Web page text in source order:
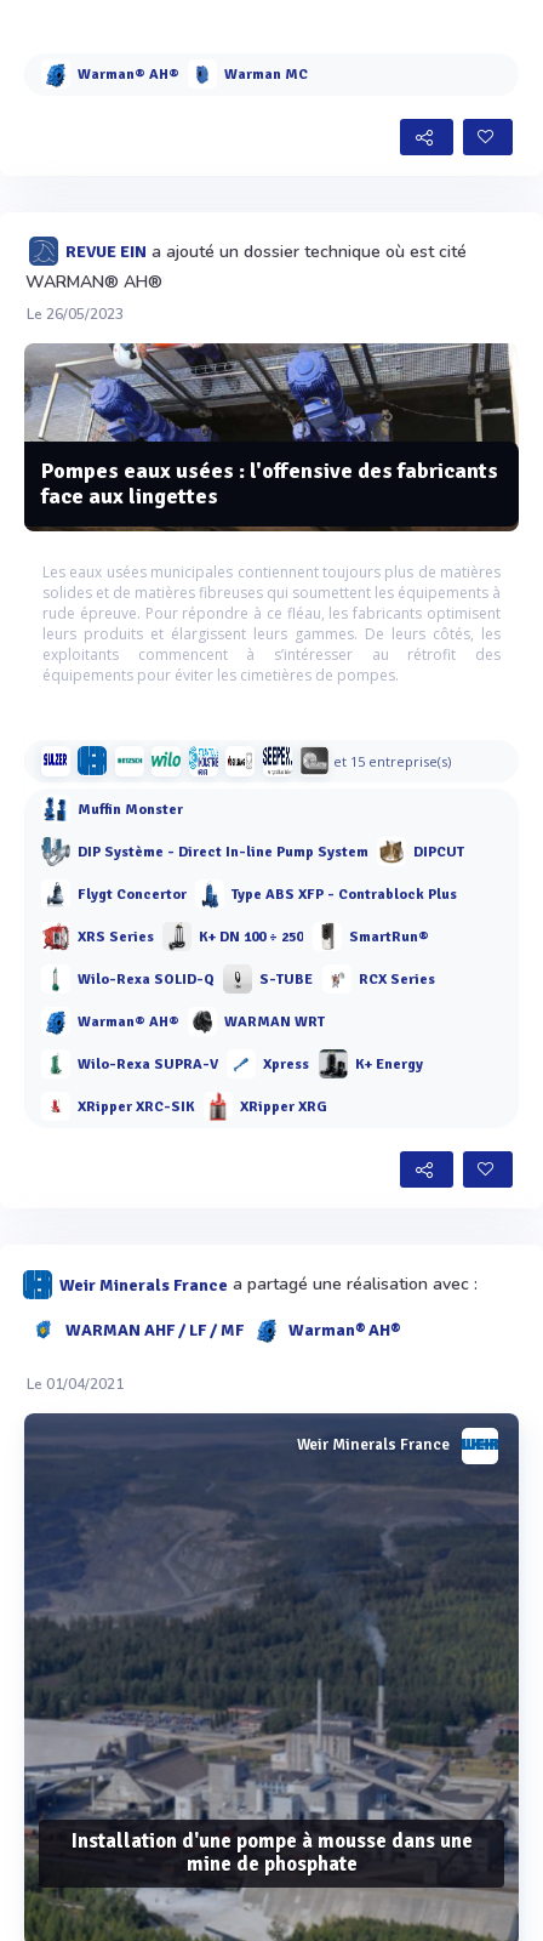
Warman® AH® Warman MC
REVUE EIN a ajouté un dossier technique où est cité
WARMAN® AH®
Le 26/05/2023
Pompes eaux usées : l'offensive des fabricants
face aux lingettes
Les eaux usées municipales contiennent toujours plus de matières
solides et de matières fibreuses qui soumettent les équipements à
rude épreuve. Pour répondre à ce fléau, les fabricants optimisent
leurs produits et élargissent leurs gammes. De leurs côtés, les
exploitants commencent à s’intéresser au rétrofit des
équipements pour éviter les cimetières de pompes.
et 15 entreprise(s)
Muffin Monster
DIP Système - Direct In-line Pump System DIPCUT
Flygt Concertor Type ABS XFP - Contrablock Plus
XRS Series K+ DN 100 ÷ 250 SmartRun®
Wilo-Rexa SOLID-Q S-TUBE RCX Series
Warman® AH® WARMAN WRT
Wilo-Rexa SUPRA-V Xpress K+ Energy
XRipper XRC-SIK XRipper XRG
Weir Minerals France a partagé une réalisation avec :
WARMAN AHF / LF / MF Warman® AH®
Le 01/04/2021
Weir Minerals France
Installation d'une pompe à mousse dans une
mine de phosphate